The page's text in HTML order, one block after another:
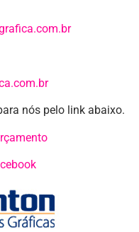
nós pelo link abaixo.